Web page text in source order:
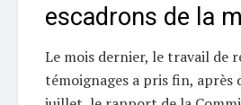
escadrons de la
Le mois dernier, le travail de
témoignages a pris fin, après